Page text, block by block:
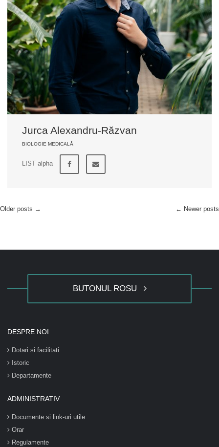
Jurca Alexandru-Răzvan
BIOLOGIE MEDICALĂ
LIST alpha
Older posts → ← Newer posts
BUTONUL ROSU
DESPRE NOI
Dotari si facilitati
Istoric
Departamente
ADMINISTRATIV
Documente si link-uri utile
Orar
Regulamente